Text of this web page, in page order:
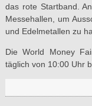
das rote Startband.
Messehallen, um
und Edelmetallen zu
Die World Money
täglich von 10:00 Uhr